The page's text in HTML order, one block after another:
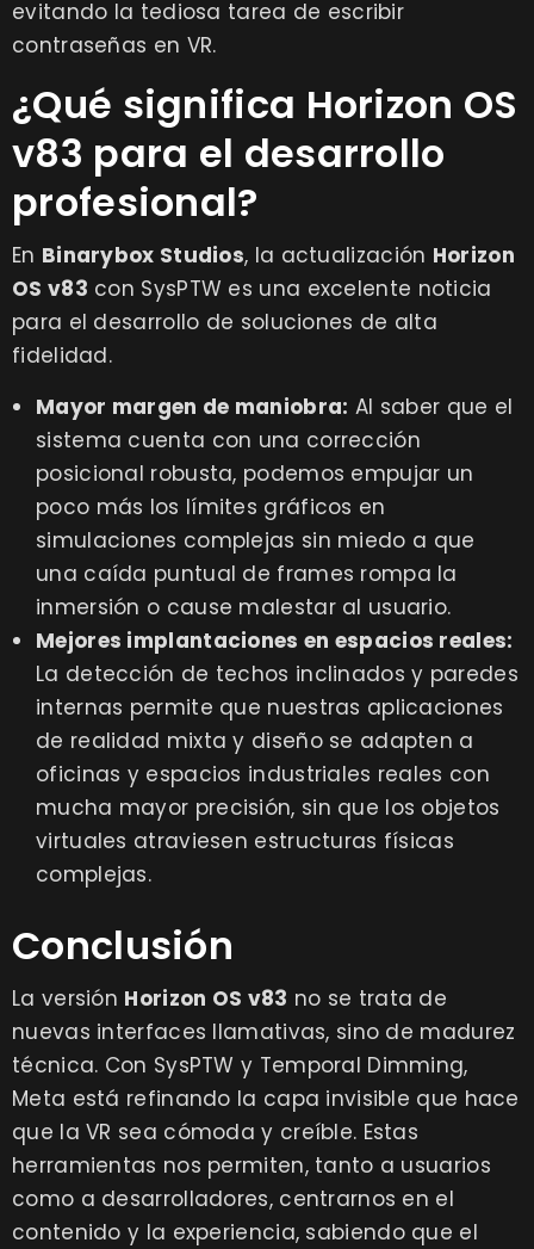
evitando la tediosa tarea de escribir
contraseñas en VR.
¿Qué significa Horizon OS
v83 para el desarrollo
profesional?
En Binarybox Studios, la actualización Horizon
OS v83 con SysPTW es una excelente noticia
para el desarrollo de soluciones de alta
fidelidad.
Mayor margen de maniobra: Al saber que el
sistema cuenta con una corrección
posicional robusta, podemos empujar un
poco más los límites gráficos en
simulaciones complejas sin miedo a que
una caída puntual de frames rompa la
inmersión o cause malestar al usuario.
Mejores implantaciones en espacios reales:
La detección de techos inclinados y paredes
internas permite que nuestras aplicaciones
de realidad mixta y diseño se adapten a
oficinas y espacios industriales reales con
mucha mayor precisión, sin que los objetos
virtuales atraviesen estructuras físicas
complejas.
Conclusión
La versión Horizon OS v83 no se trata de
nuevas interfaces llamativas, sino de madurez
técnica. Con SysPTW y Temporal Dimming,
Meta está refinando la capa invisible que hace
que la VR sea cómoda y creíble. Estas
herramientas nos permiten, tanto a usuarios
como a desarrolladores, centrarnos en el
contenido y la experiencia, sabiendo que el